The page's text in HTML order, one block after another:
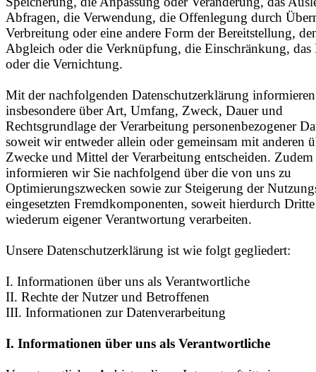
Abfragen, die Verwendung, die Offenlegung durch
Verbreitung oder eine andere Form der Bereitstellung,
Abgleich oder die Verknüpfung, die Einschränkung, das
oder die Vernichtung.
Mit der nachfolgenden Datenschutzerklärung
insbesondere über Art, Umfang, Zweck, Dauer und
Rechtsgrundlage der Verarbeitung personenbezogener
soweit wir entweder allein oder gemeinsam mit anderen
Zwecke und Mittel der Verarbeitung entscheiden. Zudem
informieren wir Sie nachfolgend über die von uns zu
Optimierungszwecken sowie zur Steigerung der
eingesetzten Fremdkomponenten, soweit hierdurch
wiederum eigener Verantwortung verarbeiten.
Unsere Datenschutzerklärung ist wie folgt gegliedert:
I. Informationen über uns als Verantwortliche
II. Rechte der Nutzer und Betroffenen
III. Informationen zur Datenverarbeitung
I. Informationen über uns als Verantwortliche